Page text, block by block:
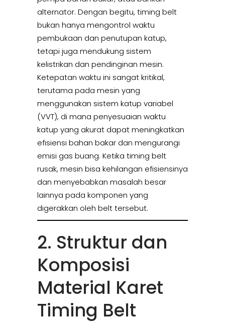
alternator. Dengan begitu, timing belt
bukan hanya mengontrol waktu
pembukaan dan penutupan katup,
tetapi juga mendukung sistem
kelistrikan dan pendinginan mesin.
Ketepatan waktu ini sangat kritikal,
terutama pada mesin yang
menggunakan sistem katup variabel
(VVT), di mana penyesuaian waktu
katup yang akurat dapat meningkatkan
efisiensi bahan bakar dan mengurangi
emisi gas buang. Ketika timing belt
rusak, mesin bisa kehilangan efisiensinya
dan menyebabkan masalah besar
lainnya pada komponen yang
digerakkan oleh belt tersebut.
2. Struktur dan
Komposisi
Material Karet
Timing Belt